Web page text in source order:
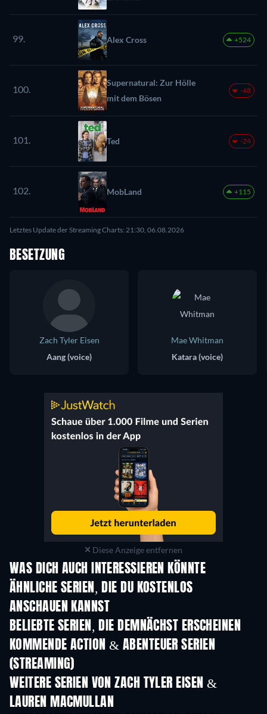
99. Alex Cross +524
100.
Supernatural: Zur Hölle
mit dem Bösen
-48
101. Ted -24
102. MobLand +115
Letztes Update der Streaming Charts: 21:30, 06.08.2026
BESETZUNG
Zach Tyler Eisen
Aang (voice)
Mae Whitman
Katara (voice)
Diese Anzeige entfernen
WAS DICH AUCH INTERESSIEREN KÖNNTE
Serie Serie
ÄHNLICHE SERIEN, DIE DU KOSTENLOS
ANSCHAUEN KANNST
Serie
BELIEBTE SERIEN, DIE DEMNÄCHST ERSCHEINEN
Serie Serie
KOMMENDE ACTION & ABENTEUER SERIEN
(STREAMING)Staffel 2
WEITERE SERIEN VON ZACH TYLER EISEN &
LAUREN MACMULLAN
Serie